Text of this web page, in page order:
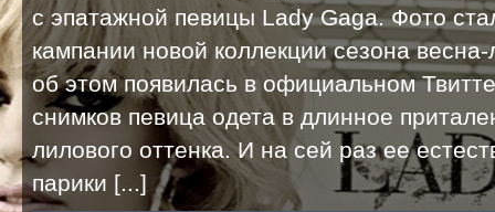
с эпатажной певицы Lady Gaga. Фото
кампании новой коллекции сезона
об этом появилась в официальном
снимков певица одета в длинное
лилового оттенка. И на сей раз ее
парики [...]